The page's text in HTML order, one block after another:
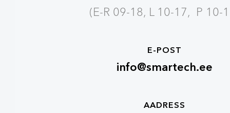
(E-R 09-18, L 10-17, P 10-
E-POST
info@smartech.ee
AADRESS